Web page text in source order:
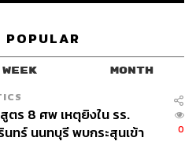
POPULAR
WEEK MONTH
ตร 8 ศพ เหตุยิงใน รร.
นทร์ นนทบุรี พบกระสุนเข้า
0